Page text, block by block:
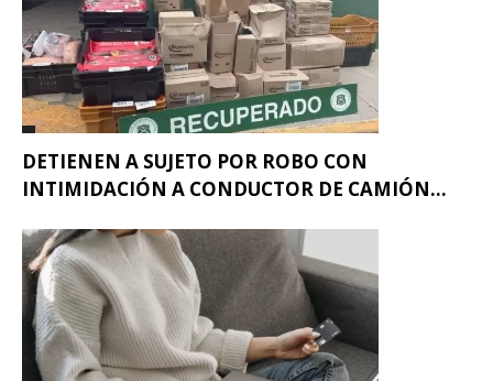
DETIENEN A SUJETO POR ROBO CON
INTIMIDACIÓN A CONDUCTOR DE CAMIÓN...